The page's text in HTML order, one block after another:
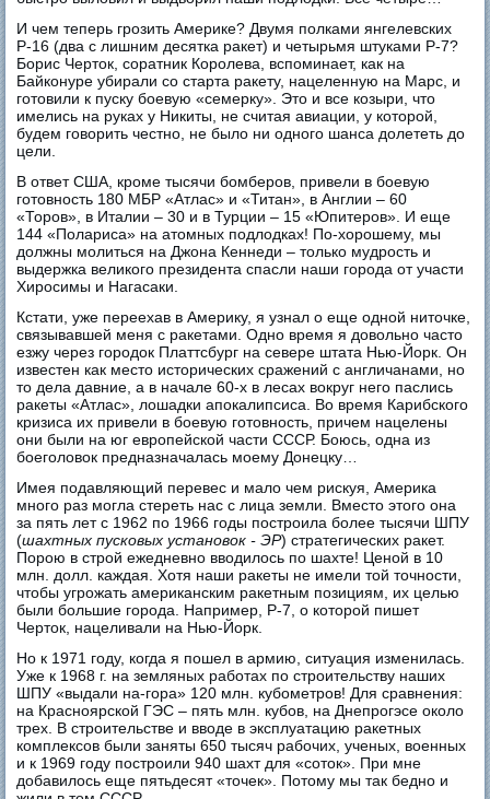
И чем теперь грозить Америке? Двумя полками янгелевских
Р-16 (два с лишним десятка ракет) и четырьмя штуками Р-7?
Борис Черток, соратник Королева, вспоминает, как на
Байконуре убирали со старта ракету, нацеленную на Марс, и
готовили к пуску боевую «семерку». Это и все козыри, что
имелись на руках у Никиты, не считая авиации, у которой,
будем говорить честно, не было ни одного шанса долететь до
цели.
В ответ США, кроме тысячи бомберов, привели в боевую
готовность 180 МБР «Атлас» и «Титан», в Англии – 60
«Торов», в Италии – 30 и в Турции – 15 «Юпитеров». И еще
144 «Полариса» на атомных подлодках! По-хорошему, мы
должны молиться на Джона Кеннеди – только мудрость и
выдержка великого президента спасли наши города от участи
Хиросимы и Нагасаки.
Кстати, уже переехав в Америку, я узнал о еще одной ниточке,
связывавшей меня с ракетами. Одно время я довольно часто
езжу через городок Платтсбург на севере штата Нью-Йорк. Он
известен как место исторических сражений с англичанами, но
то дела давние, а в начале 60-х в лесах вокруг него паслись
ракеты «Атлас», лошадки апокалипсиса. Во время Карибского
кризиса их привели в боевую готовность, причем нацелены
они были на юг европейской части СССР. Боюсь, одна из
боеголовок предназначалась моему Донецку…
Имея подавляющий перевес и мало чем рискуя, Америка
много раз могла стереть нас с лица земли. Вместо этого она
за пять лет с 1962 по 1966 годы построила более тысячи ШПУ
(шахтных пусковых установок - ЭР) стратегических ракет.
Порою в строй ежедневно вводилось по шахте! Ценой в 10
млн. долл. каждая. Хотя наши ракеты не имели той точности,
чтобы угрожать американским ракетным позициям, их целью
были большие города. Например, Р-7, о которой пишет
Черток, нацеливали на Нью-Йорк.
Но к 1971 году, когда я пошел в армию, ситуация изменилась.
Уже к 1968 г. на земляных работах по строительству наших
ШПУ «выдали на-гора» 120 млн. кубометров! Для сравнения:
на Красноярской ГЭС – пять млн. кубов, на Днепрогэсе около
трех. В строительстве и вводе в эксплуатацию ракетных
комплексов были заняты 650 тысяч рабочих, ученых, военных
и к 1969 году построили 940 шахт для «соток». При мне
добавилось еще пятьдесят «точек». Потому мы так бедно и